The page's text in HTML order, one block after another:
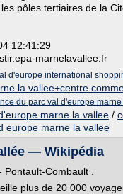
pôles tertiaires de la
12:41:29
marnelavallee.fr
d'europe international
la vallee+centre
du parc val d'europe
marne la vallee /
europe marne la vallee
— Wikipédia
Combault .
plus de 20 000